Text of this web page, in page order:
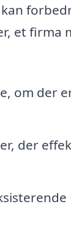
et firma
om der
der